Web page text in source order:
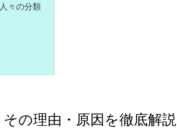
々の分類
の理由・原因を徹底解説